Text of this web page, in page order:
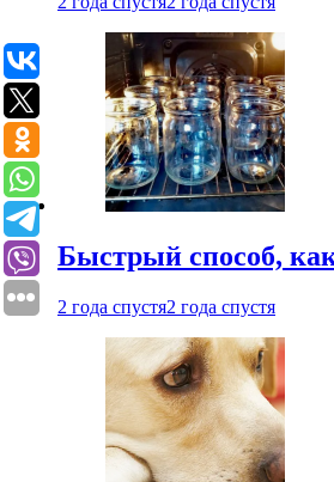
Быстрый способ,
2 года спустя2 года спустя